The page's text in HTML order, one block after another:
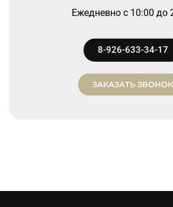
Ежедневно c 10:00 до
8-926-633-34-17
ЗАКАЗАТЬ ЗВОНОК